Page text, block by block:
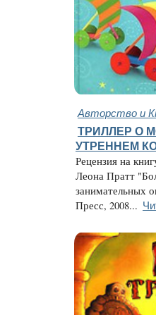
Авторство и
ТРИЛЛЕР О
УТРЕННЕМ
Рецензия на
Леона Пратт
занимательных
Пресс, 2008...